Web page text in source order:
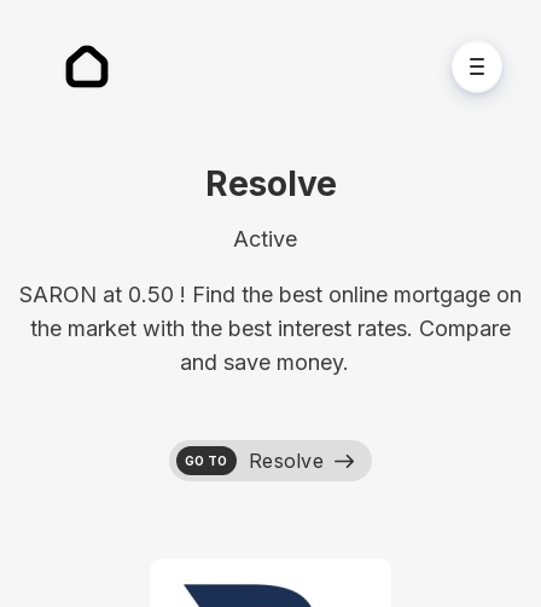
Resolve
Active
SARON at 0.50 ! Find the best online mortgage on
the market with the best interest rates. Compare
and save money.
GO TO Resolve